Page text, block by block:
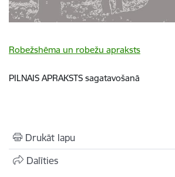
Robežshēma un robežu apraksts
PILNAIS APRAKSTS sagatavošanā
Drukāt lapu
Dalīties